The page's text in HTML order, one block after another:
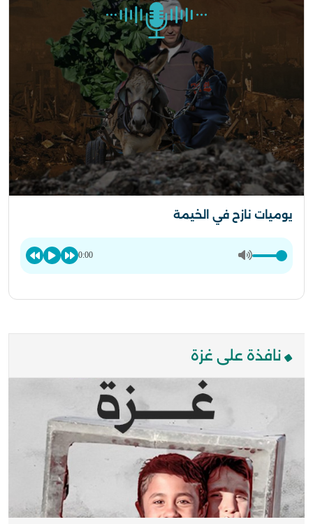
يوميات نازح في الخيمة
0:00
نافذة على غزة